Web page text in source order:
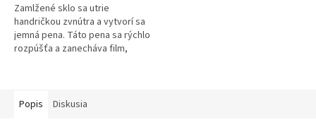
Zamlžené sklo sa utrie
handričkou zvnútra a vytvorí sa
jemná pena. Táto pena sa rýchlo
rozpúšťa a zanecháva film,
Popis Diskusia